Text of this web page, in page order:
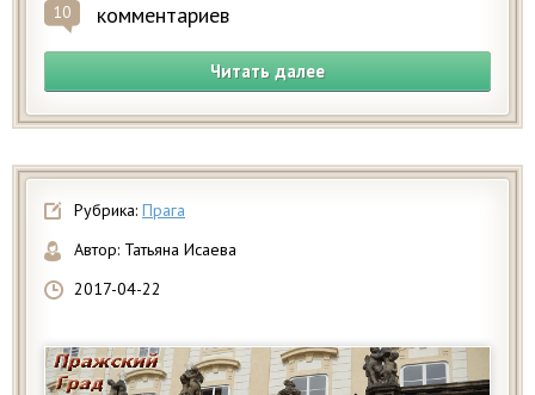
10 комментариев
Читать далее
Рубрика: Прага
Автор: Татьяна Исаева
2017-04-22